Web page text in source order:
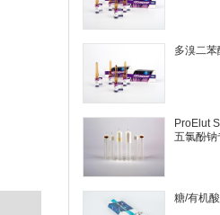
多溴二
ProElut
五氯酚钠
糖/有机